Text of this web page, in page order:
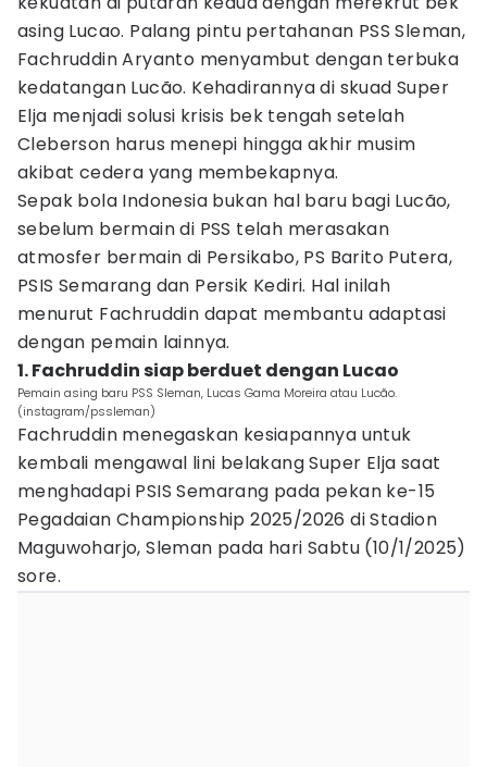
asing Lucao. Palang pintu pertahanan PSS Sleman,
Fachruddin Aryanto menyambut dengan terbuka
kedatangan Lucão. Kehadirannya di skuad Super
Elja menjadi solusi krisis bek tengah setelah
Cleberson harus menepi hingga akhir musim
akibat cedera yang membekapnya.
Sepak bola Indonesia bukan hal baru bagi Lucão,
sebelum bermain di PSS telah merasakan
atmosfer bermain di Persikabo, PS Barito Putera,
PSIS Semarang dan Persik Kediri. Hal inilah
menurut Fachruddin dapat membantu adaptasi
dengan pemain lainnya.
1. Fachruddin siap berduet dengan Lucao
Pemain asing baru PSS Sleman, Lucas Gama Moreira atau Lucão.
(instagram/pssleman)
Fachruddin menegaskan kesiapannya untuk
kembali mengawal lini belakang Super Elja saat
menghadapi PSIS Semarang pada pekan ke-15
Pegadaian Championship 2025/2026 di Stadion
Maguwoharjo, Sleman pada hari Sabtu (10/1/2025)
sore.